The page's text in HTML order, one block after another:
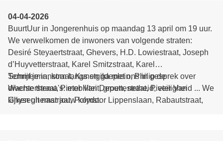
04-04-2026
BuurtUur in Jongerenhuis op maandag 13 april om 19 uur.
We verwelkomen de inwoners van volgende straten:
Desiré Steyaertstraat, Ghevers, H.D. Lowiestraat, Joseph
d’Huyvetterstraat, Karel Smitzstraat, Karel
Temmermanstraat, Kunstgildeplein, Philip de
Wachterstraat, Pieter Van Deputtestraat, Pieter Van
Ghyseghemstraat, Polydoor Lippenslaan, Rabautstraat,
Schrijf je in, kom langs en ga met ons in gesprek over
diverse thema's: mobiliteit, groen, netheid, veiligheid ... We
kijken uit naar jouw komst.